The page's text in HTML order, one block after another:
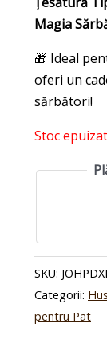
Magia
🎁 Ideal
oferi un
sărbători!
Stoc epuizat
SKU:
Categorii:
pentru Pat